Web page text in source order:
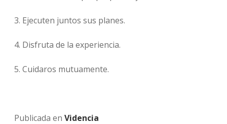
3. Ejecuten juntos sus planes.
4. Disfruta de la experiencia.
5. Cuidaros mutuamente.
Publicada en Videncia